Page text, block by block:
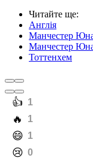
Читайте ще:
Англія
Манчестер
Манчестер
Тоттенхем
️👍 1
️🔥 1
️😄 1
️😢 0